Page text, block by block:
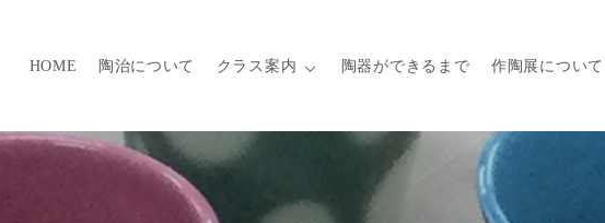
HOME 陶治について クラス案内 陶器ができるまで 作陶展について